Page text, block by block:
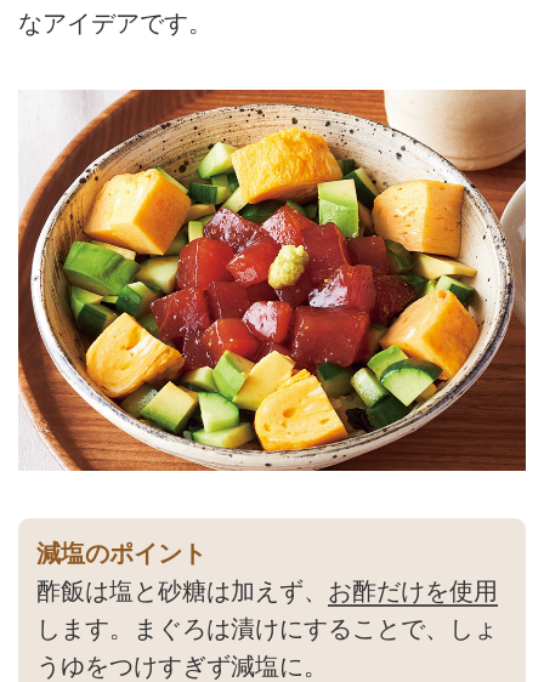
なアイデアです。
減塩のポイント
酢飯は塩と砂糖は加えず、
お酢だけを使用
します。まぐろは漬けにすることで、しょ
うゆをつけすぎず減塩に。